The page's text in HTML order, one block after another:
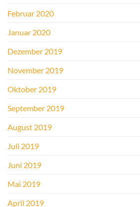
Februar 2020
Januar 2020
Dezember 2019
November 2019
Oktober 2019
September 2019
August 2019
Juli 2019
Juni 2019
Mai 2019
April 2019